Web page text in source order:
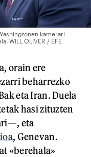
kamerari
WILL OLIVER / EFE
orain ere
beharrezko
eta Iran. Duela
hasi zituzten
eta
, Genevan.
«berehala»